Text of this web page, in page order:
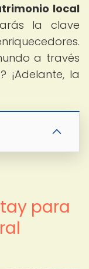
local
la clave
a través
¡Adelante, la
para